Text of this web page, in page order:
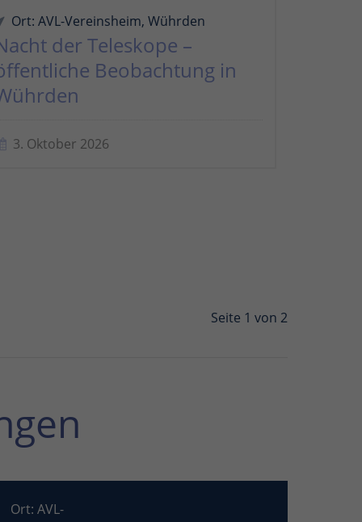
Ort: AVL-Vereinsheim, Wührden
der Teleskope –
Beobachtung in
3. Oktober 2026
Seite 1 von 2
Ort: AVL-